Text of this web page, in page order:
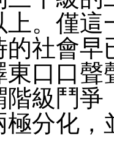
。僅這
社會早
口口聲
級鬥爭
分化，